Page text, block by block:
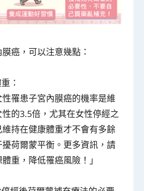
癌，可以注意幾點：
：
罹患子宮內膜癌的機率是維
的3.5倍，尤其在女性停經之
持在健康體重才不會有多餘
荷爾蒙平衡。更多資訊，請
重，降低罹癌風險！」